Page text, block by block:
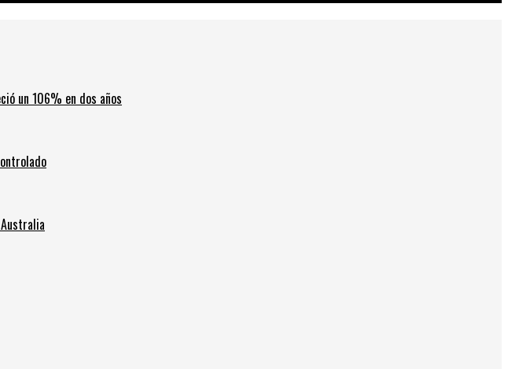
un 106% en dos años